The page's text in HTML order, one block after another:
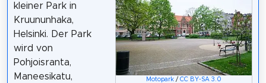
Motopark /CC BY-SA 3.0
kleiner Park in
Kruununhaka,
Helsinki. Der Park
wird von
Pohjoisranta,
Maneesikatu,